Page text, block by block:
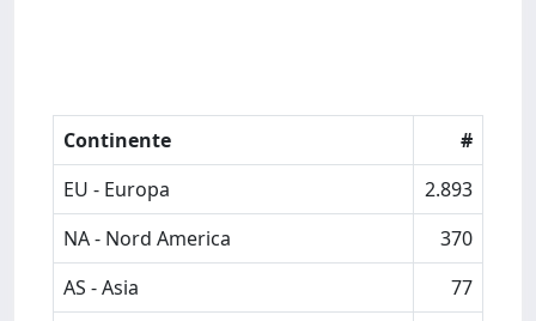
Continente
#
EU - Europa
2.893
NA - Nord America
370
AS - Asia
77